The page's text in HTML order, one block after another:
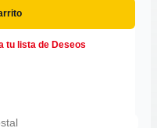
tu lista de Deseos